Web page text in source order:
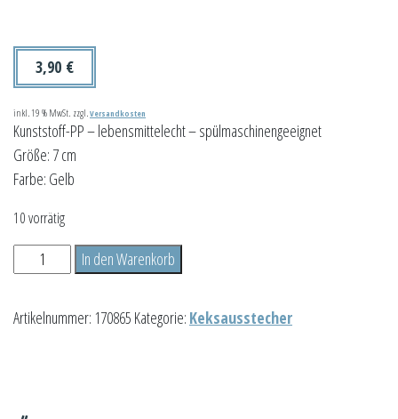
3,90 €
inkl. 19 % MwSt. zzgl.Versandkosten
Kunststoff-PP – lebensmittelecht – spülmaschinengeeignet
Größe: 7 cm
Farbe: Gelb
10 vorrätig
Präge
-
Hund
In den Warenkorb
Artikelnummer: 170865 Kategorie: Keksausstecher